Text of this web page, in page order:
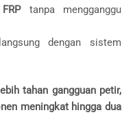
tanpa mengganggu
dengan sistem
lebih tahan gangguan petir,
meningkat hingga dua